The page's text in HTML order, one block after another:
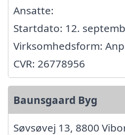
Ansatte:
Startdato: 12.
Virksomhedsform:
CVR: 26778956
Baunsgaard Byg
Søvsøvej 13, 8800